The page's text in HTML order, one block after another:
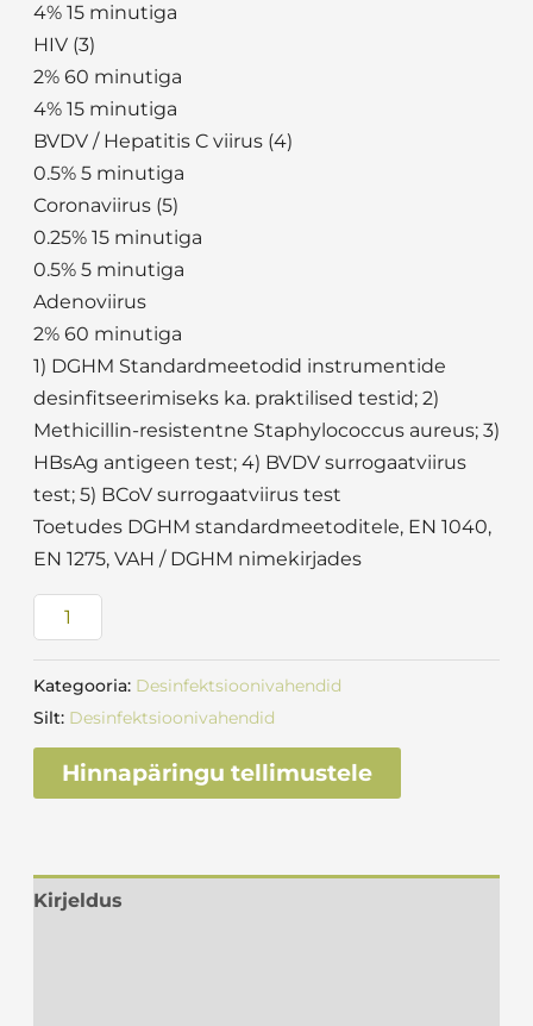
4% 15 minutiga
HIV (3)
2% 60 minutiga
4% 15 minutiga
BVDV / Hepatitis C viirus (4)
0.5% 5 minutiga
Coronaviirus (5)
0.25% 15 minutiga
0.5% 5 minutiga
Adenoviirus
2% 60 minutiga
1) DGHM Standardmeetodid instrumentide
desinfitseerimiseks ka. praktilised testid; 2)
Methicillin-resistentne Staphylococcus aureus; 3)
HBsAg antigeen test; 4) BVDV surrogaatviirus
test; 5) BCoV surrogaatviirus test
Toetudes DGHM standardmeetoditele, EN 1040,
EN 1275, VAH / DGHM nimekirjades
Kategooria: Desinfektsioonivahendid
Silt: Desinfektsioonivahendid
Hinnapäringu tellimustele
Kirjeldus